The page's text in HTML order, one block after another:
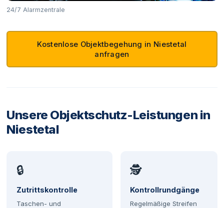
24/7 Alarmzentrale
Kostenlose Objektbegehung in Niestetal
anfragen
Unsere Objektschutz-Leistungen in
Niestetal
🔒
Zutrittskontrolle
Taschen- und
🕵
Kontrollrundgänge
Regelmäßige Streifen